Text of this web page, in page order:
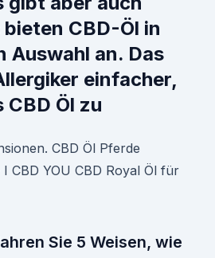
CBD-Öl in
Auswahl an. Das
einfacher,
CBD Öl zu
CBD Öl Pferde
CBD YOU CBD Royal Öl für
Sie 5 Weisen, wie